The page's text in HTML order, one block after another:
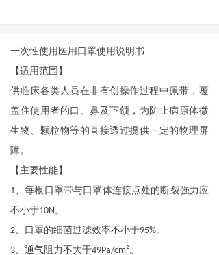
一次性使用医用口罩使用说明书
【适用范围】
供临床各类人员在非有创操作过程中佩带，覆
盖住使用者的口、鼻及下颌，为防止病原体微
生物、颗粒物等的直接透过提供一定的物理屏
障。
【主要性能】
1、每根口罩带与口罩体连接点处的断裂强力应
不小于10N。
2、口罩的细菌过滤效率不小于95%。
3、通气阻力不大于49Pa/cm²。